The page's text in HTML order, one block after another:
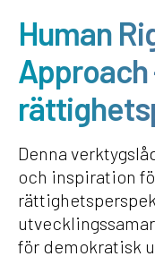
Human
Approach
Denna
och inspiration
för demokratisk